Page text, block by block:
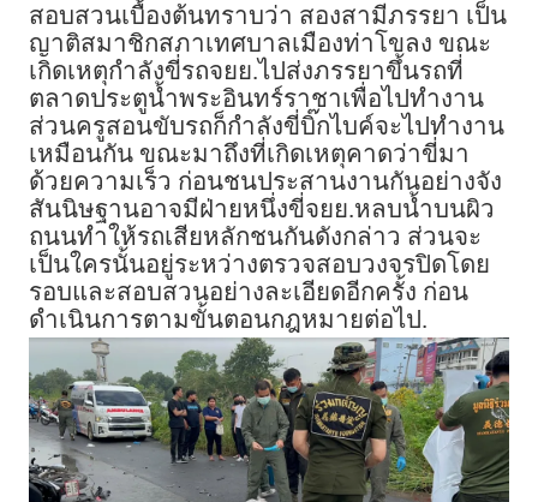
สอบสวนเบื้องต้นทราบว่า สองสามีภรรยา เป็น
ญาติสมาชิกสภาเทศบาลเมืองท่าโขลง ขณะ
เกิดเหตุกำลังขี่รถจยย.ไปส่งภรรยาขึ้นรถที่
ตลาดประตูน้ำพระอินทร์ราชาเพื่อไปทำงาน
ส่วนครูสอนขับรถก็กำลังขี่บิ๊กไบค์จะไปทำงาน
เหมือนกัน ขณะมาถึงที่เกิดเหตุคาดว่าขี่มา
ด้วยความเร็ว ก่อนชนประสานงานกันอย่างจัง
สันนิษฐานอาจมีฝ่ายหนึ่งขี่จยย.หลบน้ำบนผิว
ถนนทำให้รถเสียหลักชนกันดังกล่าว ส่วนจะ
เป็นใครนั้นอยู่ระหว่างตรวจสอบวงจรปิดโดย
รอบและสอบสวนอย่างละเอียดอีกครั้ง ก่อน
ดำเนินการตามขั้นตอนกฎหมายต่อไป.